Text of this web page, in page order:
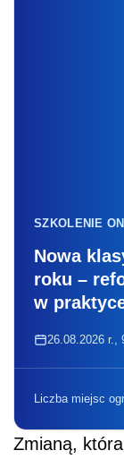
SZKOLENIE
Nowa
roku –
w
26.08.2026 r.,
Liczba miejsc
Zmianą,